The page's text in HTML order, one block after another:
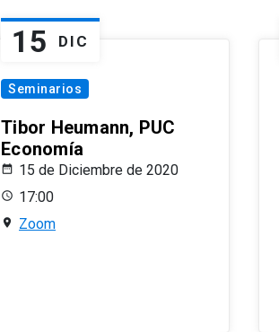
15 DIC
Seminarios
Tibor Heumann, PUC
Economía
15 de Diciembre de 2020
17:00
Zoom